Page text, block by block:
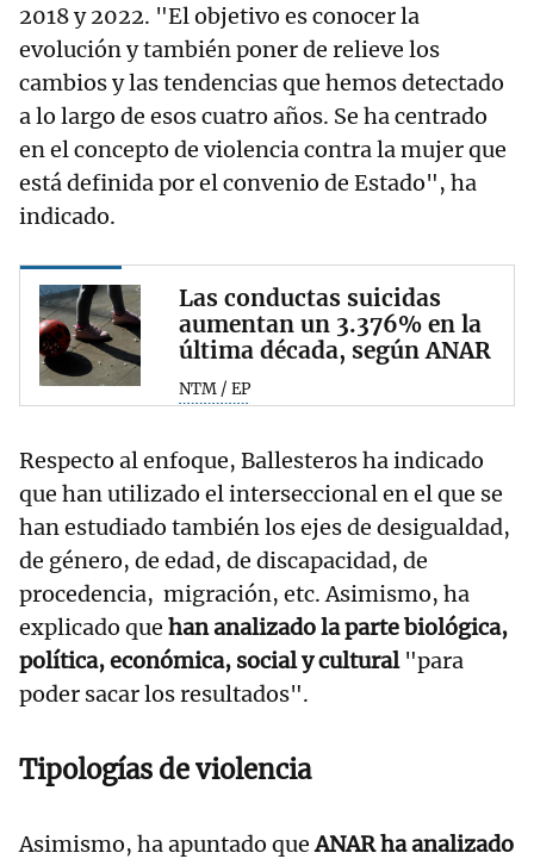
2018 y 2022. "El objetivo es conocer la
evolución y también poner de relieve los
cambios y las tendencias que hemos detectado
a lo largo de esos cuatro años. Se ha centrado
en el concepto de violencia contra la mujer que
está definida por el convenio de Estado", ha
indicado.
Las conductas suicidas
aumentan un 3.376% en la
última década, según ANAR
NTM / EP
Respecto al enfoque, Ballesteros ha indicado
que han utilizado el interseccional en el que se
han estudiado también los ejes de desigualdad,
de género, de edad, de discapacidad, de
procedencia, migración, etc. Asimismo, ha
explicado que han analizado la parte biológica,
política, económica, social y cultural"para
poder sacar los resultados".
Tipologías de violencia
Asimismo, ha apuntado queANAR ha analizado